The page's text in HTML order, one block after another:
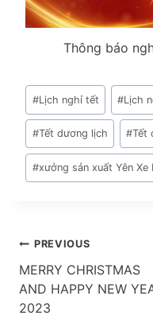
Thông báo
Post
Tags:
#Lịch nghỉ tết #Lịch
#Tết dương lịch #Tết
#xưởng sản xuất Yên Xe
Điều
hướng
bài
PREVIOUS
MERRY CHRISTMAS
AND HAPPY NEW
2023